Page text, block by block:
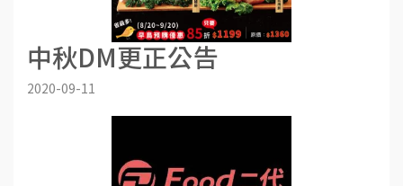
中秋DM更正公告
2020-09-11